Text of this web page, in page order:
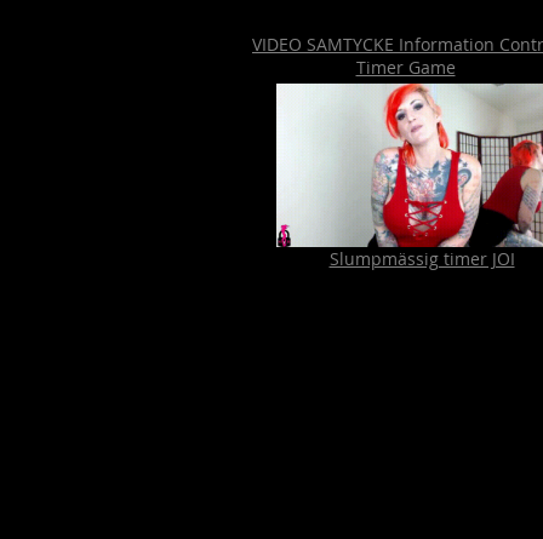
VIDEO SAMTYCKE Information
Timer Game
Slumpmässig timer JOI